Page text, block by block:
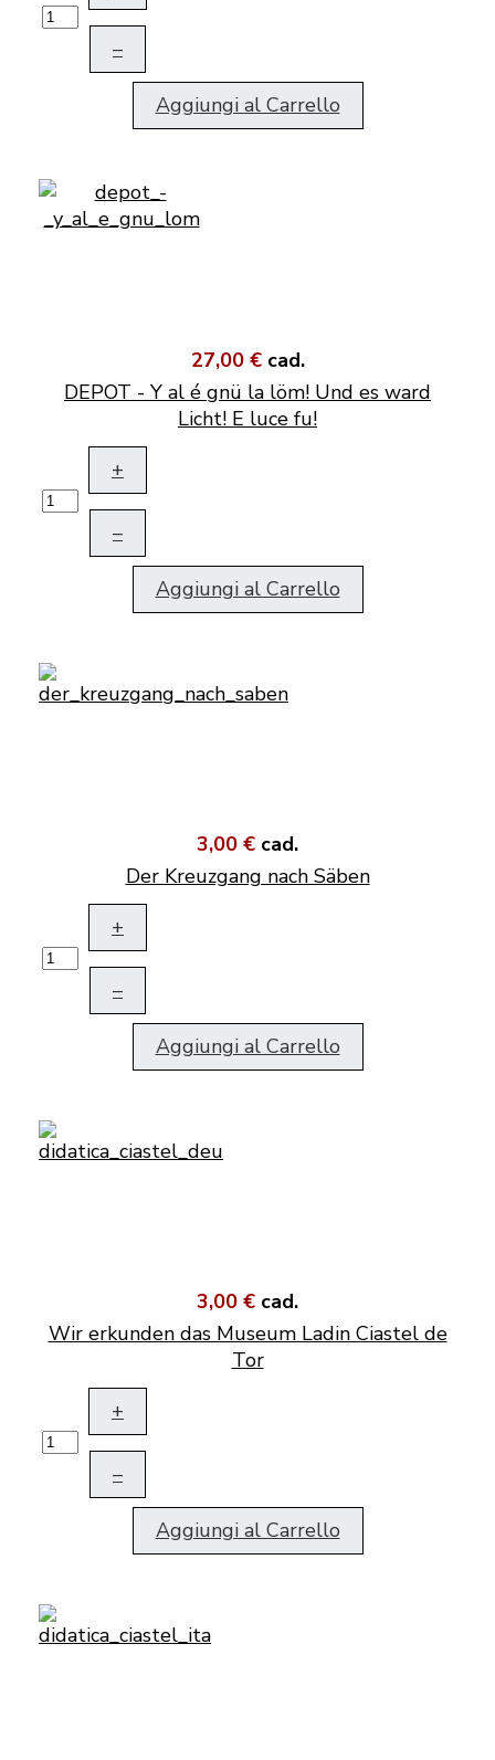
–
Aggiungi al Carrello
27,00 € cad.
DEPOT - Y al é gnü la löm! Und es ward
Licht! E luce fu!
+
–
Aggiungi al Carrello
3,00 € cad.
Der Kreuzgang nach Säben
+
–
Aggiungi al Carrello
3,00 € cad.
Wir erkunden das Museum Ladin Ciastel de
Tor
+
–
Aggiungi al Carrello